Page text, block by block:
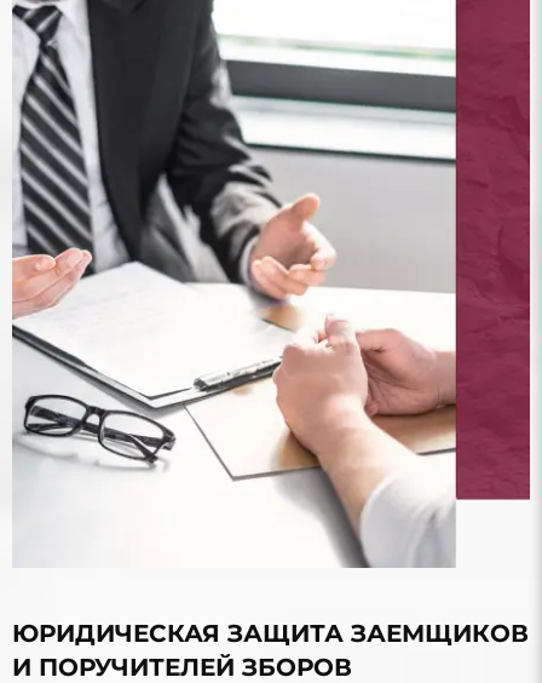
ЮРИДИЧЕСКАЯ ЗАЩИТА ЗАЕМЩИКОВ
И ПОРУЧИТЕЛЕЙ ЗБОРОВ